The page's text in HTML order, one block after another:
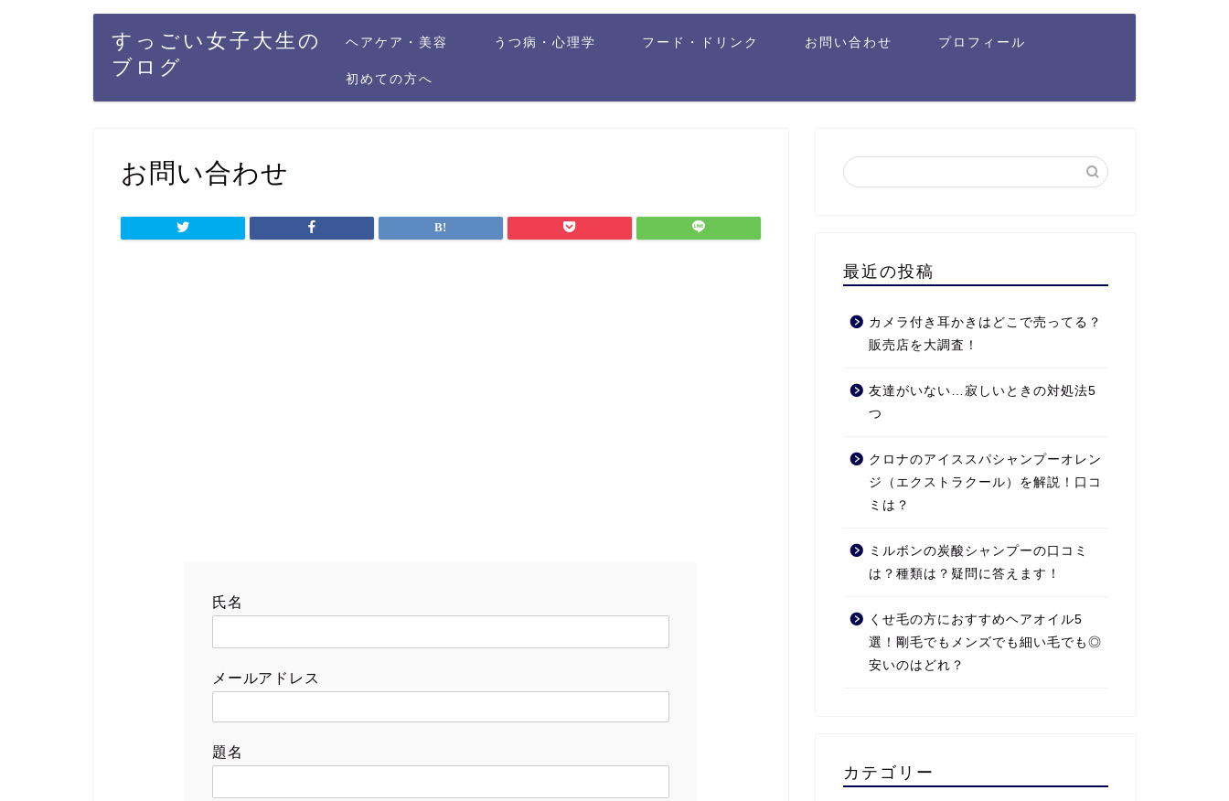
すっごい女子大生の
ブログ
ヘアケア・美容 うつ病・心理学 フード・ドリンク お問い合わせ プロフィール
初めての方へ
お問い合わせ
氏名
メールアドレス
題名
最近の投稿
カメラ付き耳かきはどこで売ってる？
販売店を大調査！
友達がいない…寂しいときの対処法5
つ
クロナのアイススパシャンプーオレン
ジ（エクストラクール）を解説！口コ
ミは？
ミルボンの炭酸シャンプーの口コミ
は？種類は？疑問に答えます！
くせ毛の方におすすめヘアオイル5
選！剛毛でもメンズでも細い毛でも◎
安いのはどれ？
カテゴリー